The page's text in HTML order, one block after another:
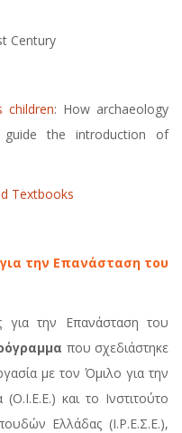
Century
children: How archaeology
guide the introduction of
Textbooks
για την Επανάσταση του
για την Επανάσταση του
που σχεδιάστηκε
με τον Όμιλο για την
και το Ινστιτούτο
Ελλάδας (Ι.Ρ.Ε.Σ.Ε.),